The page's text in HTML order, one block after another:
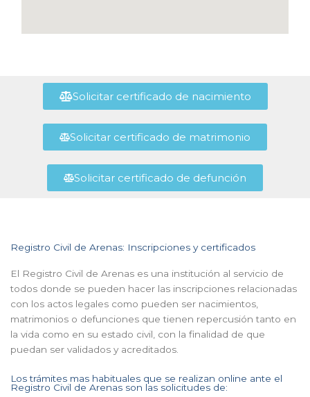
Solicitar certificado de nacimiento
Solicitar certificado de matrimonio
Solicitar certificado de defunción
Registro Civil de Arenas: Inscripciones y certificados
El Registro Civil de Arenas es una institución al servicio de
todos donde se pueden hacer las inscripciones relacionadas
con los actos legales como pueden ser nacimientos,
matrimonios o defunciones que tienen repercusión tanto en
la vida como en su estado civil, con la finalidad de que
puedan ser validados y acreditados.
Los trámites mas habituales que se realizan online ante el
Registro Civil de Arenas son las solicitudes de: